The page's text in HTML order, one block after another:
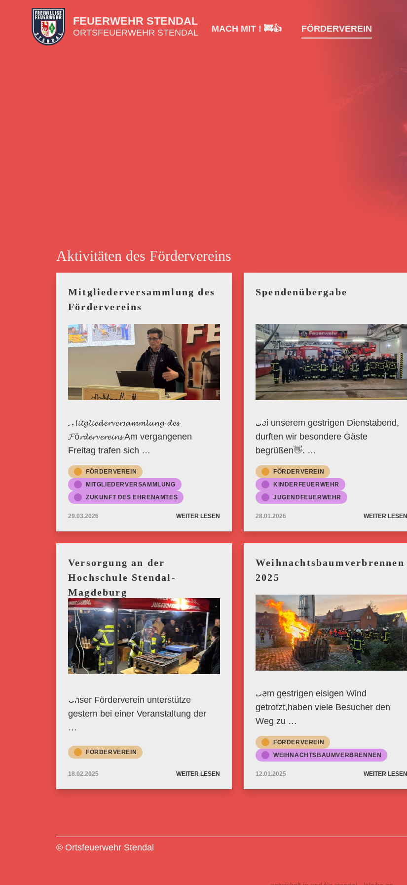
FEUERWEHR STENDAL
ORTSFEUERWEHR STENDAL MACH MIT ! 🚒👍 FÖRDERVEREIN
Aktivitäten des Fördervereins
Mitgliederversammlung des
Fördervereins
𝓜𝓲𝓽𝓰𝓵𝓲𝓮𝓭𝓮𝓻𝓿𝓮𝓻𝓼𝓪𝓶𝓶𝓵𝓾𝓷𝓰 𝓭𝓮𝓼
𝓕ö𝓻𝓭𝓮𝓻𝓿𝓮𝓻𝓮𝓲𝓷𝓼 Am vergangenen
Freitag trafen sich …
FÖRDERVEREIN
MITGLIEDERVERSAMMLUNG
ZUKUNFT DES EHRENAMTES
29.03.2026 WEITER LESEN
Spendenübergabe
Bei unserem gestrigen Dienstabend,
durften wir besondere Gäste
begrüßen👋. …
FÖRDERVEREIN
KINDERFEUERWEHR
JUGENDFEUERWEHR
28.01.2026 WEITER LESEN
Versorgung an der
Hochschule Stendal-
Magdeburg
Unser Förderverein unterstütze
gestern bei einer Veranstaltung der
…
FÖRDERVEREIN
18.02.2025 WEITER LESEN
Weihnachtsbaumverbrennen
2025
Dem gestrigen eisigen Wind
getrotzt,haben viele Besucher den
Weg zu …
FÖRDERVEREIN
WEIHNACHTSBAUMVERBRENNEN
12.01.2025 WEITER LESEN
© Ortsfeuerwehr Stendal